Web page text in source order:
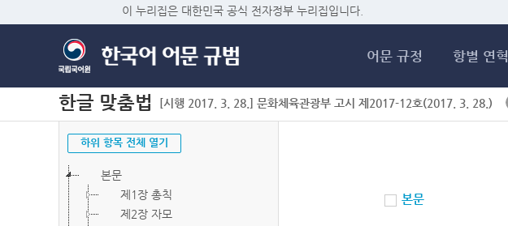
이 누리집은 대한민국 공식 전자정부 누리집입니다.
어문 규정 항별 연혁
한글 맞춤법 [시행 2017. 3. 28.] 문화체육관광부 고시 제2017-12호(2017. 3. 28.)
하위 항목 전체 열기
본문
제1장 총칙
제2장 자모
본문